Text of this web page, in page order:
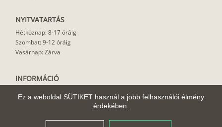
Ez a weboldal SÜTIKET használ a jobb felhasználói élmény
érdekében.
NYITVATARTÁS
Hétköznap: 8-17 óráig
Szombat: 9-12 óráig
Vasárnap: Zárva
INFORMÁCIÓ
Felhasználási javaslat